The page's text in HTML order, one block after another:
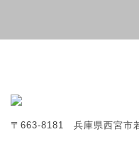
〒663-8181 兵庫県西宮市